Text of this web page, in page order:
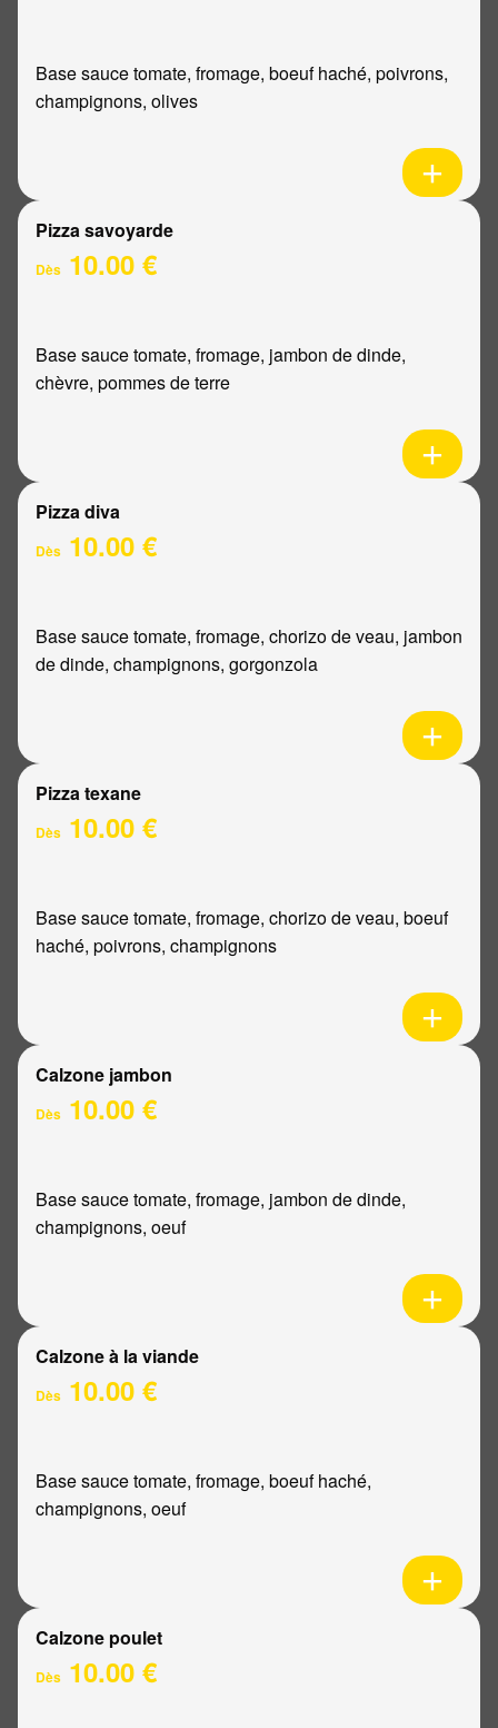
Base sauce tomate, fromage, boeuf haché, poivrons,
champignons, olives
Pizza savoyarde
Dès 10.00 €
Base sauce tomate, fromage, jambon de dinde,
chèvre, pommes de terre
Pizza diva
Dès 10.00 €
Base sauce tomate, fromage, chorizo de veau, jambon
de dinde, champignons, gorgonzola
Pizza texane
Dès 10.00 €
Base sauce tomate, fromage, chorizo de veau, boeuf
haché, poivrons, champignons
Calzone jambon
Dès 10.00 €
Base sauce tomate, fromage, jambon de dinde,
champignons, oeuf
Calzone à la viande
Dès 10.00 €
Base sauce tomate, fromage, boeuf haché,
champignons, oeuf
Calzone poulet
Dès 10.00 €